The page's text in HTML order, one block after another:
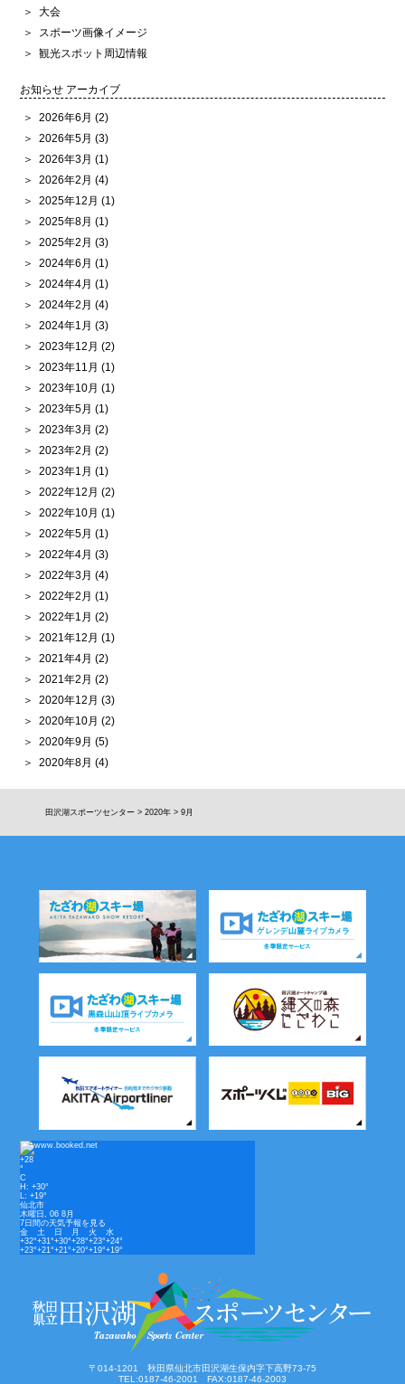
大会
スポーツ画像イメージ
観光スポット周辺情報
お知らせ アーカイブ
2026年6月(2)
2026年5月(3)
2026年3月(1)
2026年2月(4)
2025年12月(1)
2025年8月(1)
2025年2月(3)
2024年6月(1)
2024年4月(1)
2024年2月(4)
2024年1月(3)
2023年12月(2)
2023年11月(1)
2023年10月(1)
2023年5月(1)
2023年3月(2)
2023年2月(2)
2023年1月(1)
2022年12月(2)
2022年10月(1)
2022年5月(1)
2022年4月(3)
2022年3月(4)
2022年2月(1)
2022年1月(2)
2021年12月(1)
2021年4月(2)
2021年2月(2)
2020年12月(3)
2020年10月(2)
2020年9月(5)
2020年8月(4)
田沢湖スポーツセンター > 2020年 > 9月
+28
°
C
H:+30°
L:+19°
仙北市
木曜日, 06 8月
7日間の天気予報を見る
金
土 日 月 火
水
+32°+31°+30°+28°+23°+24°
+23°+21°+21°+20°+19°+19°
〒014-1201 秋田県仙北市田沢湖生保内字下高野73-75
TEL:0187-46-2001 FAX:0187-46-2003